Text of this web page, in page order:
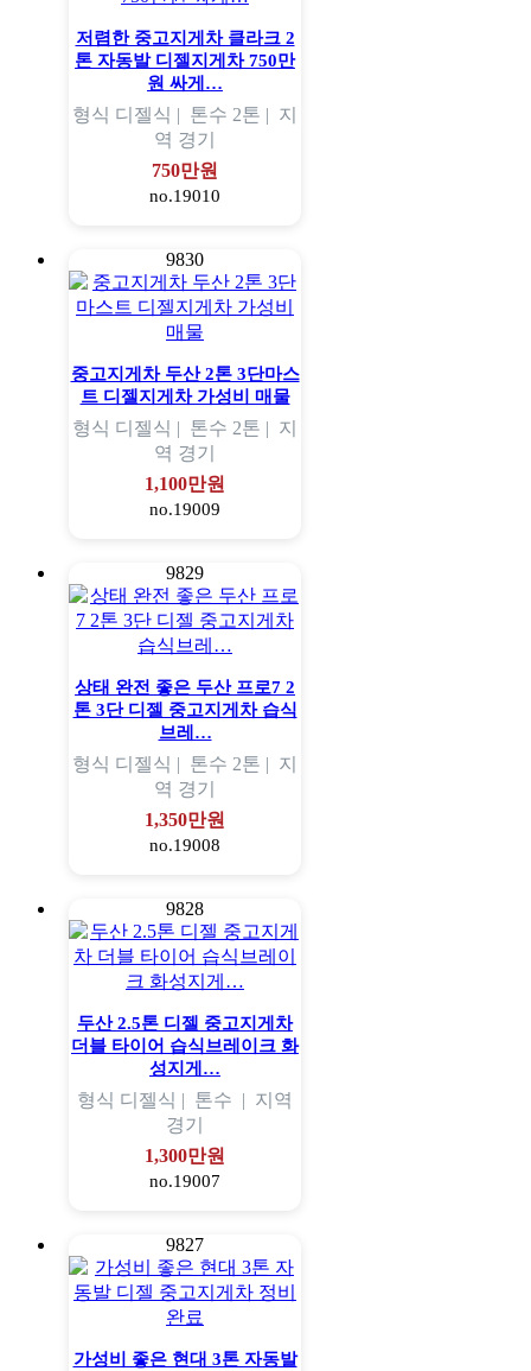
저렴한 중고지게차 클라크 2
톤 자동발 디젤지게차 750만
원 싸게…
형식 디젤식 | 톤수 2톤 | 지
역 경기
750만원
no.19010
9830
중고지게차 두산 2톤 3단마스
트 디젤지게차 가성비 매물
형식 디젤식 | 톤수 2톤 | 지
역 경기
1,100만원
no.19009
9829
상태 완전 좋은 두산 프로7 2
톤 3단 디젤 중고지게차 습식
브레…
형식 디젤식 | 톤수 2톤 | 지
역 경기
1,350만원
no.19008
9828
두산 2.5톤 디젤 중고지게차
더블 타이어 습식브레이크 화
성지게…
형식 디젤식 | 톤수 | 지역
경기
1,300만원
no.19007
9827
가성비 좋은 현대 3톤 자동발